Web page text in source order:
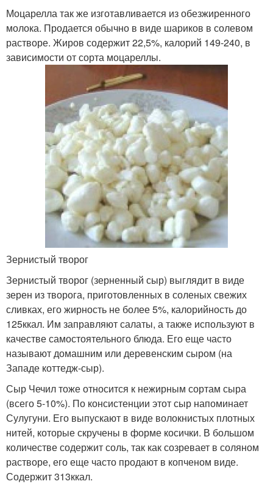
Моцарелла так же изготавливается из обезжиренного
молока. Продается обычно в виде шариков в солевом
растворе. Жиров содержит 22,5%, калорий 149-240, в
зависимости от сорта моцареллы.
Зернистый творог
Зернистый творог (зерненный сыр) выглядит в виде
зерен из творога, приготовленных в соленых свежих
сливках, его жирность не более 5%, калорийность до
125ккал. Им заправляют салаты, а также используют в
качестве самостоятельного блюда. Его еще часто
называют домашним или деревенским сыром (на
Западе коттедж-сыр).
Сыр Чечил тоже относится к нежирным сортам сыра
(всего 5-10%). По консистенции этот сыр напоминает
Сулугуни. Его выпускают в виде волокнистых плотных
нитей, которые скручены в форме косички. В большом
количестве содержит соль, так как созревает в соляном
растворе, его еще часто продают в копченом виде.
Содержит 313ккал.